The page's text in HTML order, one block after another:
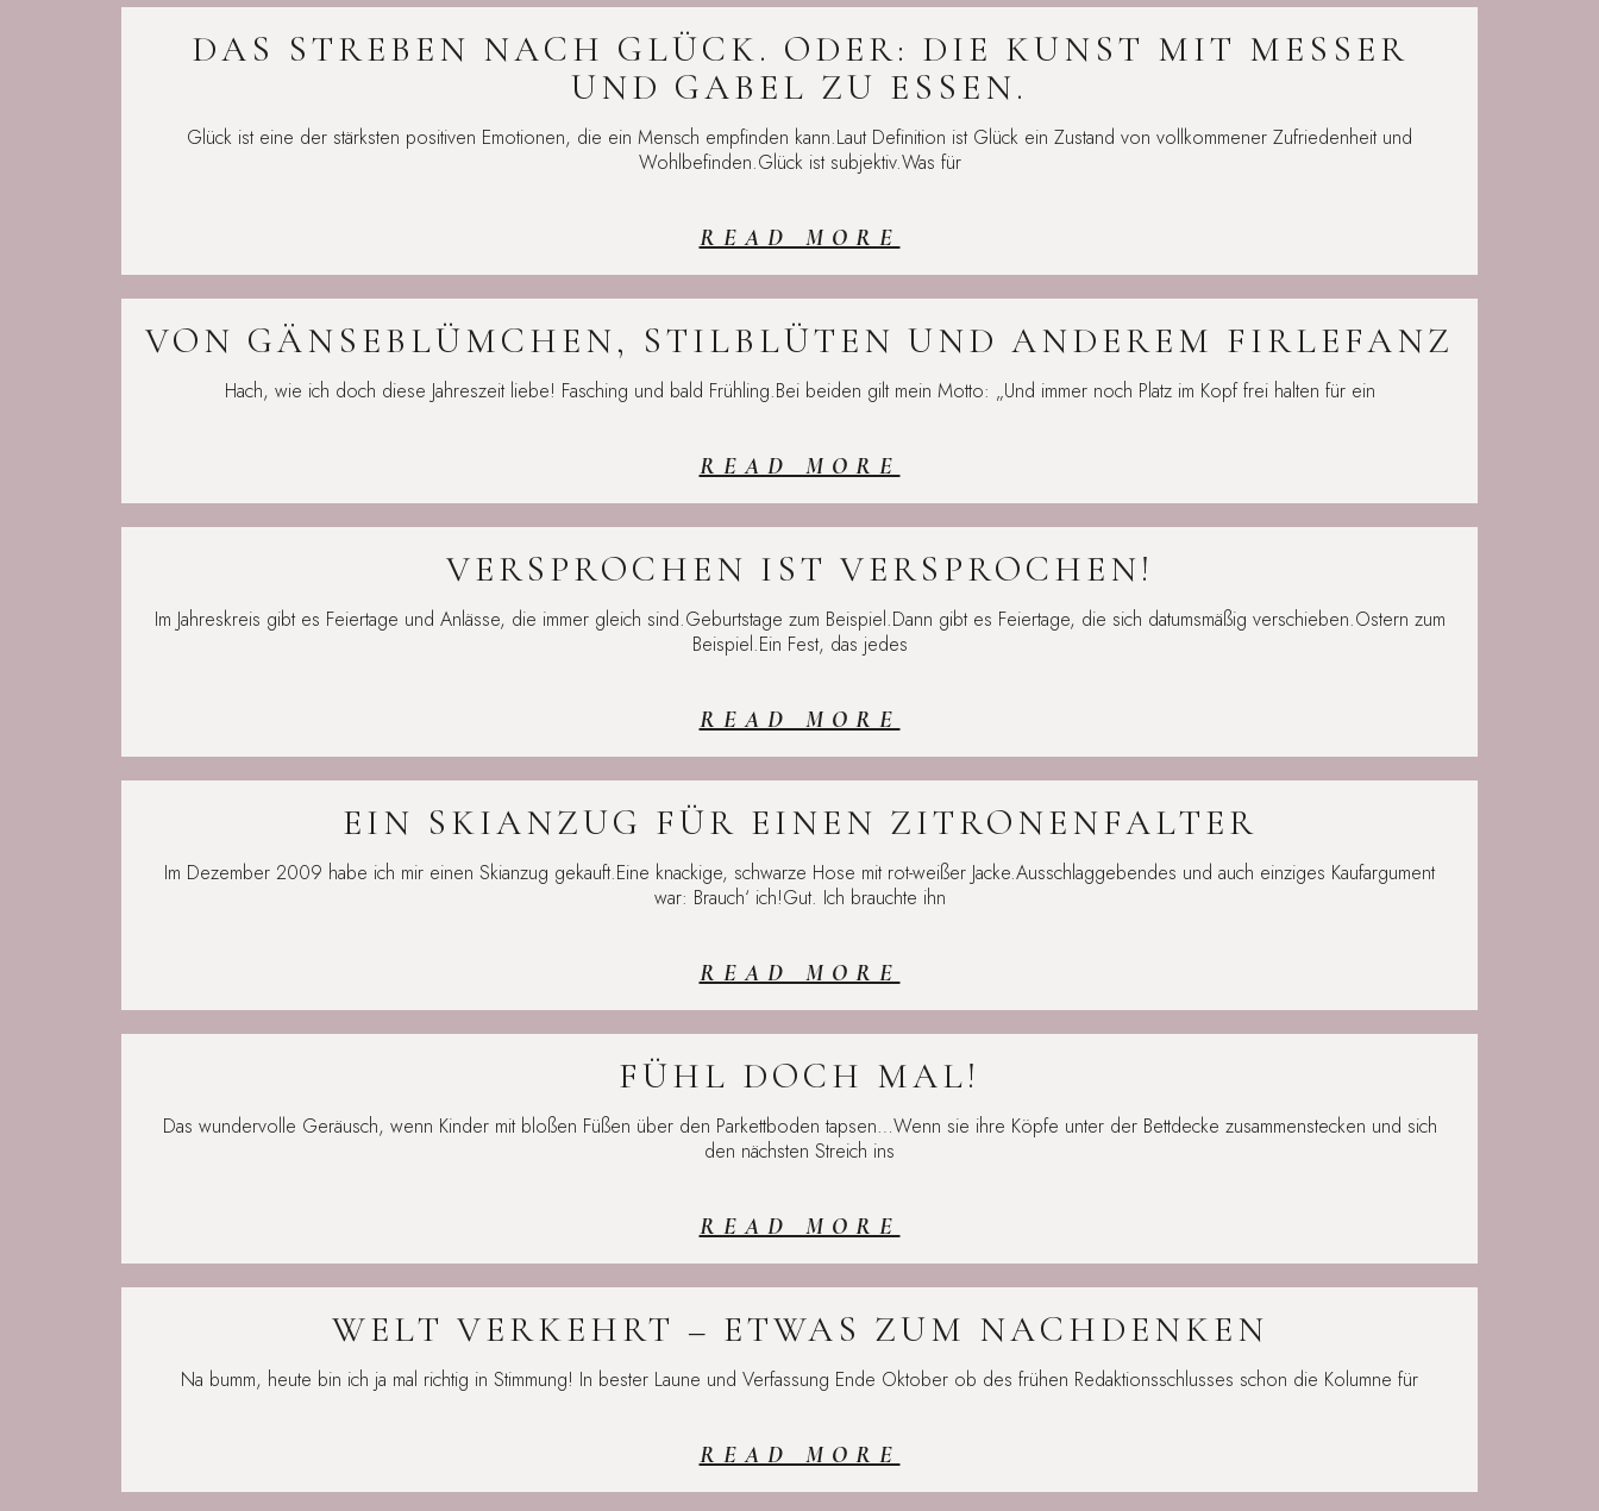
DAS STREBEN NACH GLÜCK. ODER: DIE KUNST MIT MESSER
UND GABEL ZU ESSEN.
Glück ist eine der stärksten positiven Emotionen, die ein Mensch empfinden kann.Laut Definition ist Glück ein Zustand von vollkommener Zufriedenheit und
Wohlbefinden.Glück ist subjektiv.Was für
READ MORE
VON GÄNSEBLÜMCHEN, STILBLÜTEN UND ANDEREM FIRLEFANZ
Hach, wie ich doch diese Jahreszeit liebe! Fasching und bald Frühling.Bei beiden gilt mein Motto: „Und immer noch Platz im Kopf frei halten für ein
READ MORE
VERSPROCHEN IST VERSPROCHEN!
Im Jahreskreis gibt es Feiertage und Anlässe, die immer gleich sind.Geburtstage zum Beispiel.Dann gibt es Feiertage, die sich datumsmäßig verschieben.Ostern zum
Beispiel.Ein Fest, das jedes
READ MORE
EIN SKIANZUG FÜR EINEN ZITRONENFALTER
Im Dezember 2009 habe ich mir einen Skianzug gekauft.Eine knackige, schwarze Hose mit rot-weißer Jacke.Ausschlaggebendes und auch einziges Kaufargument
war: Brauch‘ ich!Gut. Ich brauchte ihn
READ MORE
FÜHL DOCH MAL!
Das wundervolle Geräusch, wenn Kinder mit bloßen Füßen über den Parkettboden tapsen…Wenn sie ihre Köpfe unter der Bettdecke zusammenstecken und sich
den nächsten Streich ins
READ MORE
WELT VERKEHRT – ETWAS ZUM NACHDENKEN
Na bumm, heute bin ich ja mal richtig in Stimmung! In bester Laune und Verfassung Ende Oktober ob des frühen Redaktionsschlusses schon die Kolumne für
READ MORE